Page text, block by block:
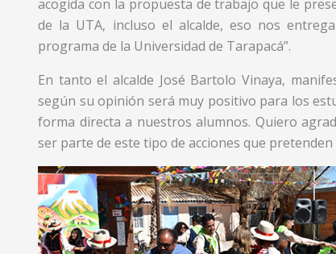
acogida con la propuesta de trabajo que le
de la UTA, incluso el alcalde, eso nos
programa de la Universidad de Tarapacá”.
En tanto el alcalde José Bartolo Vinaya,
según su opinión será muy positivo para los
forma directa a nuestros alumnos. Quiero
ser parte de este tipo de acciones que